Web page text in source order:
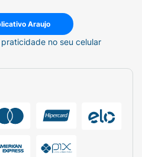
Araujo
no seu celular